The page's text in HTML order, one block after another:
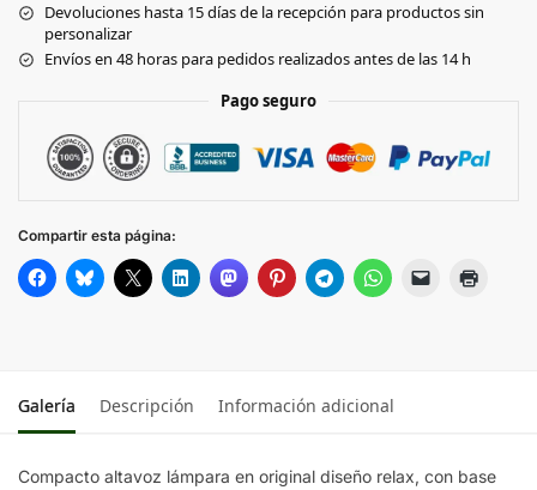
Devoluciones hasta 15 días de la recepción para productos sin
personalizar
Envíos en 48 horas para pedidos realizados antes de las 14 h
Pago seguro
Compartir esta página:
Galería Descripción Información adicional
Compacto altavoz lámpara en original diseño relax, con base